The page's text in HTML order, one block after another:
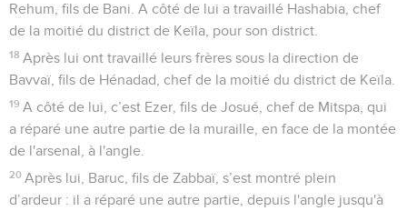
Rehum, fils de Bani. A côté de lui a travaillé Hashabia, chef
de la moitié du district de Keïla, pour son district.
18 Après lui ont travaillé leurs frères sous la direction de
Bavvaï, fils de Hénadad, chef de la moitié du district de Keïla.
19 A côté de lui, c’est Ezer, fils de Josué, chef de Mitspa, qui
a réparé une autre partie de la muraille, en face de la montée
de l'arsenal, à l'angle.
20 Après lui, Baruc, fils de Zabbaï, s’est montré plein
d’ardeur : il a réparé une autre partie, depuis l'angle jusqu'à